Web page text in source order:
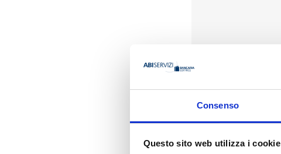
Consenso
Questo sito web utilizza i cookie